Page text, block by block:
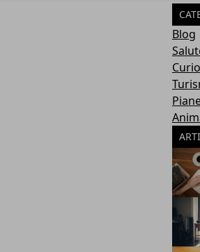
Blog